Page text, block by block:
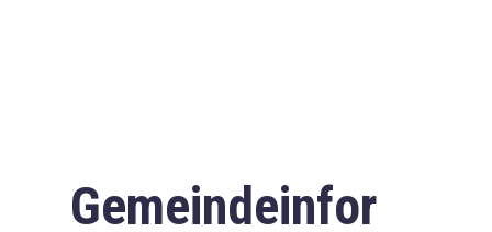
Gemeindeinfor